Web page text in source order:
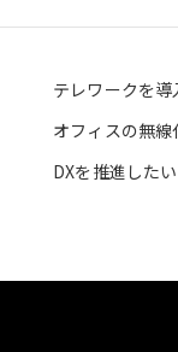
テレワークを
オフィスの無線
DXを推進したい